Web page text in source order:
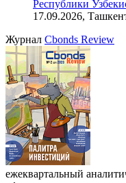
индийский рынок»
VIII
Республики
17.09.2026, Ташкент
ЖурналCbonds Review